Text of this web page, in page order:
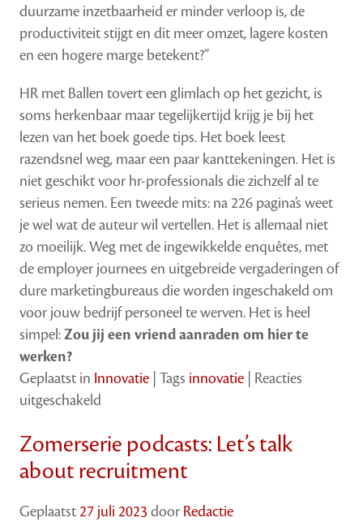
duurzame inzetbaarheid er minder verloop is, de
productiviteit stijgt en dit meer omzet, lagere kosten
en een hogere marge betekent?”
HR met Ballen tovert een glimlach op het gezicht, is
soms herkenbaar maar tegelijkertijd krijg je bij het
lezen van het boek goede tips. Het boek leest
razendsnel weg, maar een paar kanttekeningen. Het is
niet geschikt voor hr-professionals die zichzelf al te
serieus nemen. Een tweede mits: na 226 pagina’s weet
je wel wat de auteur wil vertellen. Het is allemaal niet
zo moeilijk. Weg met de ingewikkelde enquêtes, met
de employer journees en uitgebreide vergaderingen of
dure marketingbureaus die worden ingeschakeld om
voor jouw bedrijf personeel te werven. Het is heel
simpel:Zou jij een vriend aanraden om hier te
werken?
Geplaatst in Innovatie Tags innovatie Reacties
uitgeschakeld
Zo
neem
de
Zomerserie podcasts: Let’s talk
about recruitment
Geplaatst 27 juli 2023 door Redactie